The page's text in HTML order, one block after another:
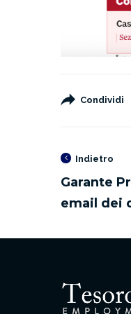
Condividi
Indietro